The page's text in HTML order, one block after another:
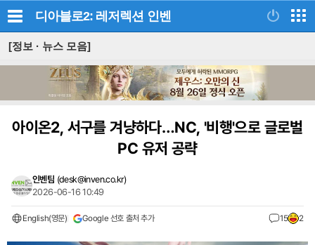
디아블로2: 레저렉션 인벤
[정보 · 뉴스 모음]
아이온2, 서구를 겨냥하다…NC, '비행'으로 글로벌
PC 유저 공략
인벤팀 (desk@inven.co.kr)
2026-06-16 10:49
English(영문) Google 선호 출처 추가 15 2